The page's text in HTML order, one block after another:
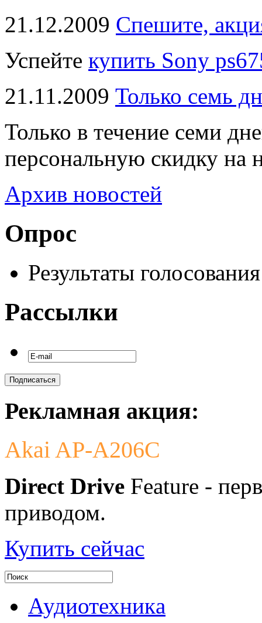
21.12.2009 Спешите,
Успейте купить Sony
21.11.2009 Только семь
Только в течение семи
персональную скидку на
Архив новостей
Опрос
Результаты
Рассылки
Рекламная акция:
Akai AP-A206C
Direct Drive Feature -
приводом.
Купить сейчас
Аудиотехникa